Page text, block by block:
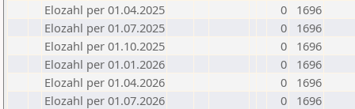
Elozahl per 01.04.2025
0
1696
Elozahl per 01.07.2025
0
1696
Elozahl per 01.10.2025
0
1696
Elozahl per 01.01.2026
0
1696
Elozahl per 01.04.2026
0
1696
Elozahl per 01.07.2026
0
1696